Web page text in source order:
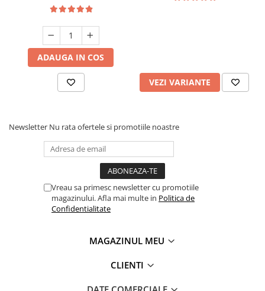
ADAUGA IN COS
VEZI VARIANTE
Newsletter Nu rata ofertele si promotiile noastre
Vreau sa primesc newsletter cu promotiile
magazinului. Afla mai multe in Politica de
Confidentialitate
MAGAZINUL MEU
CLIENTI